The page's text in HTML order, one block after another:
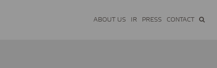
ABOUT US IR PRESS CONTACT